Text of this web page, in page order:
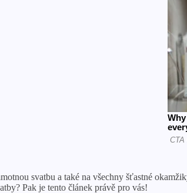
svatbu a také na všechny šťastné
Pak je tento článek právě pro vás!